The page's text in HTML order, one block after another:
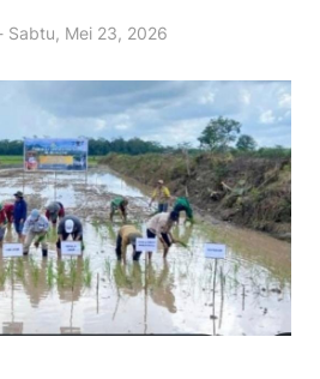
Sabtu, Mei 23, 2026